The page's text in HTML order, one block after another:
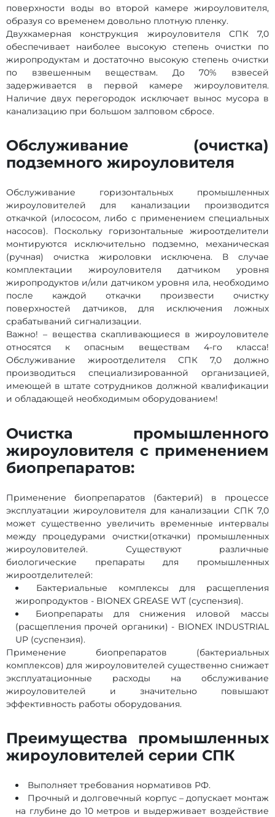
поверхности воды во второй камере жироуловителя,
образуя со временем довольно плотную пленку.
Двухкамерная конструкция жироуловителя СПК 7,0
обеспечивает наиболее высокую степень очистки по
жиропродуктам и достаточно высокую степень очистки
по взвешенным веществам. До 70% взвесей
задерживается в первой камере жироуловителя.
Наличие двух перегородок исключает вынос мусора в
канализацию при большом залповом сбросе.
Обслуживание (очистка)
подземного жироуловителя
Обслуживание горизонтальных промышленных
жироуловителей для канализации производится
откачкой (илососом, либо с применением специальных
насосов). Поскольку горизонтальные жироотделители
монтируются исключительно подземно, механическая
(ручная) очистка жироловки исключена. В случае
комплектации жироуловителя датчиком уровня
жиропродуктов и/или датчиком уровня ила, необходимо
после каждой откачки произвести очистку
поверхностей датчиков, для исключения ложных
срабатываний сигнализации.
Важно! – вещества скапливающиеся в жироуловителе
относятся к опасным веществам 4-го класса!
Обслуживание жироотделителя СПК 7,0 должно
производиться специализированной организацией,
имеющей в штате сотрудников должной квалификации
и обладающей необходимым оборудованием!
Очистка промышленного
жироуловителя с применением
биопрепаратов:
Применение биопрепаратов (бактерий) в процессе
эксплуатации жироуловителя для канализации СПК 7,0
может существенно увеличить временные интервалы
между процедурами очистки(откачки) промышленных
жироуловителей. Существуют различные
биологические препараты для промышленных
жироотделителей:
Бактериальные комплексы для расщепления
жиропродуктов - BIONEX GREASE WT (суспензия).
Биопрепараты для снижения иловой массы
(расщепления прочей органики) - BIONEX INDUSTRIAL
UP (суспензия).
Применение биопрепаратов (бактериальных
комплексов) для жироуловителей существенно снижает
эксплуатационные расходы на обслуживание
жироуловителей и значительно повышают
эффективность работы оборудования.
Преимущества промышленных
жироуловителей серии СПК
Выполняет требования нормативов РФ.
Прочный и долговечный корпус – допускает монтаж
на глубине до 10 метров и выдерживает воздействие